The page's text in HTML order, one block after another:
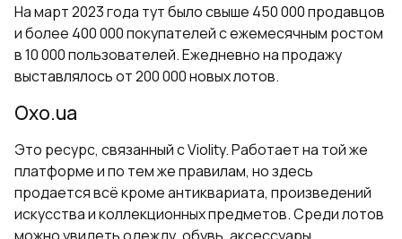
На март 2023 года тут было свыше 450 000 продавцов
и более 400 000 покупателей с ежемесячным ростом
в 10 000 пользователей. Ежедневно на продажу
выставлялось от 200 000 новых лотов.
Oxo.ua
Это ресурс, связанный с Violity. Работает на той же
платформе и по тем же правилам, но здесь
продается всё кроме антиквариата, произведений
искусства и коллекционных предметов. Среди лотов